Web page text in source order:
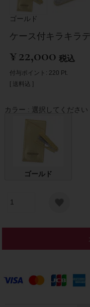
ゴールド
ケース付キラキラ
¥22,000 税込
付与ポイント: 220 Pt.
送料込
カラー 選択してください
ゴールド